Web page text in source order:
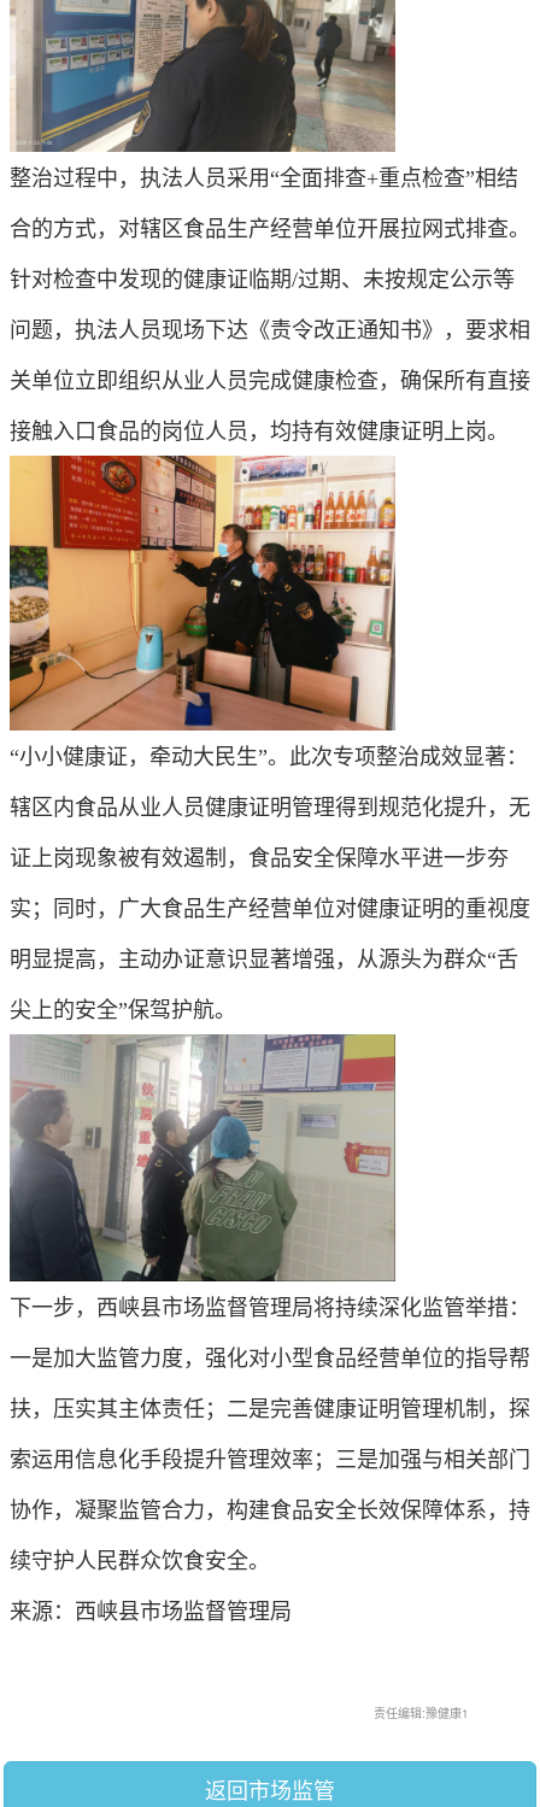
整治过程中，执法人员采用“全面排查+重点检查”相结
合的方式，对辖区食品生产经营单位开展拉网式排查。
针对检查中发现的健康证临期/过期、未按规定公示等
问题，执法人员现场下达《责令改正通知书》，要求相
关单位立即组织从业人员完成健康检查，确保所有直接
接触入口食品的岗位人员，均持有效健康证明上岗。
“小小健康证，牵动大民生”。此次专项整治成效显著：
辖区内食品从业人员健康证明管理得到规范化提升，无
证上岗现象被有效遏制，食品安全保障水平进一步夯
实；同时，广大食品生产经营单位对健康证明的重视度
明显提高，主动办证意识显著增强，从源头为群众“舌
尖上的安全”保驾护航。
下一步，西峡县市场监督管理局将持续深化监管举措：
一是加大监管力度，强化对小型食品经营单位的指导帮
扶，压实其主体责任；二是完善健康证明管理机制，探
索运用信息化手段提升管理效率；三是加强与相关部门
协作，凝聚监管合力，构建食品安全长效保障体系，持
续守护人民群众饮食安全。
来源：西峡县市场监督管理局
责任编辑:豫健康1
返回市场监管